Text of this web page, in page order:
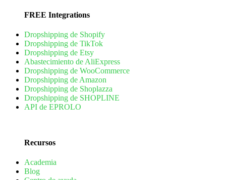
FREE Integrations
Dropshipping de Shopify
Dropshipping de TikTok
Dropshipping de Etsy
Abastecimiento de AliExpress
Dropshipping de WooCommerce
Dropshipping de Amazon
Dropshipping de Shoplazza
Dropshipping de SHOPLINE
API de EPROLO
Recursos
Academia
Blog